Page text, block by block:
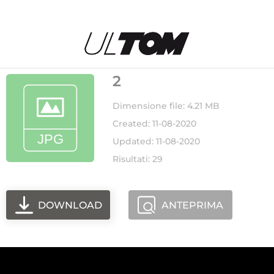
2
Dimensione file: 4.21 MB
Created: 11-08-2020
Updated: 11-08-2020
Risultati: 29
DOWNLOAD ANTEPRIMA